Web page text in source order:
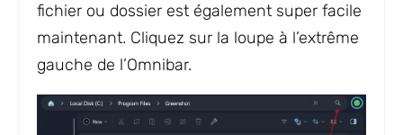
fichier ou dossier est également super facile
maintenant. Cliquez sur la loupe à l’extrême
gauche de l’Omnibar.